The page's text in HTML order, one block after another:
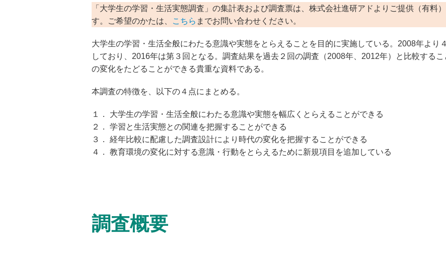
「大学生の学習・生活実態調査」の集計表および調査票は、株式会社進研アドよりご提供（有料
す。ご希望のかたは、
こちら までお問い合わせください。
大学生の学習・生活全般にわたる意識や実態をとらえることを目的に実施している。2008年より
しており、2016年は第３回となる。調査結果を過去２回の調査（2008年、2012年）と比較するこ
の変化をたどることができる貴重な資料である。
本調査の特徴を、以下の４点にまとめる。
１． 大学生の学習・生活全般にわたる意識や実態を幅広くとらえることができる
２． 学習と生活実態との関連を把握することができる
３． 経年比較に配慮した調査設計により時代の変化を把握することができる
４． 教育環境の変化に対する意識・行動をとらえるために新規項目を追加している
調査概要